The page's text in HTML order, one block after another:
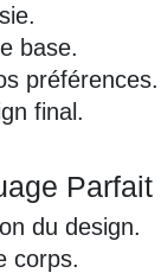
base.
préférences.
final.
Parfait
du design.
corps.